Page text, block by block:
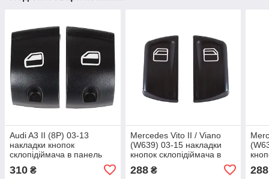
Audi A3 II (8P) 03-13
накладки кнопок
склопідіймача в панель
ліва 2 шт. комплект., арт.
DA-10060
310 ₴
Mercedes Vito II / Viano
(W639) 03-15 накладки
кнопок склопідіймача в
комплект.
288₴ 288